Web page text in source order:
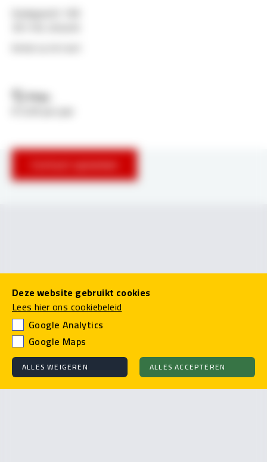
Deze website gebruikt cookies
Lees hier ons cookiebeleid
Google Analytics
Google Maps
ALLES WEIGEREN ALLES ACCEPTEREN
Oudegracht 169
Prijs:
€ 0,00 per jaar
Contact opnemen
Pas uw cookie instellingen in om hier een kaart te zien.